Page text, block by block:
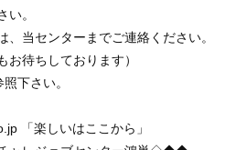
い。
当センターまでご連絡ください。
お待ちしております）
下さい。
「楽しいはここから」